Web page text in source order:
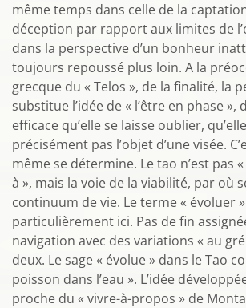
même temps dans celle de la
déception par rapport aux limites de
dans la perspective d’un bonheur
toujours repoussé plus loin. A la
grecque du « Telos », de la finalité, la
substitue l’idée de « l’être en phase »,
efficace qu’elle se laisse oublier,
précisément pas l’objet d’une visée.
même se détermine. Le tao n’est pas
à », mais la voie de la viabilité, par où
continuum de vie. Le terme « évoluer
particulièrement ici. Pas de fin
navigation avec des variations « au
deux. Le sage « évolue » dans le Tao
poisson dans l’eau ». L’idée
proche du « vivre-à-propos » de